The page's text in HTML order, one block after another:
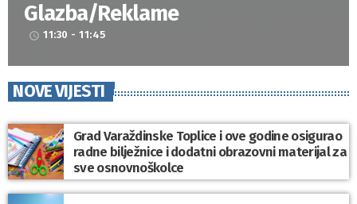
Glazba/Reklame
access_time 11:30 - 11:45
NOVE VIJESTI
Grad Varaždinske Toplice i ove godine osigurao
radne bilježnice i dodatni obrazovni materijal za
sve osnovnoškolce